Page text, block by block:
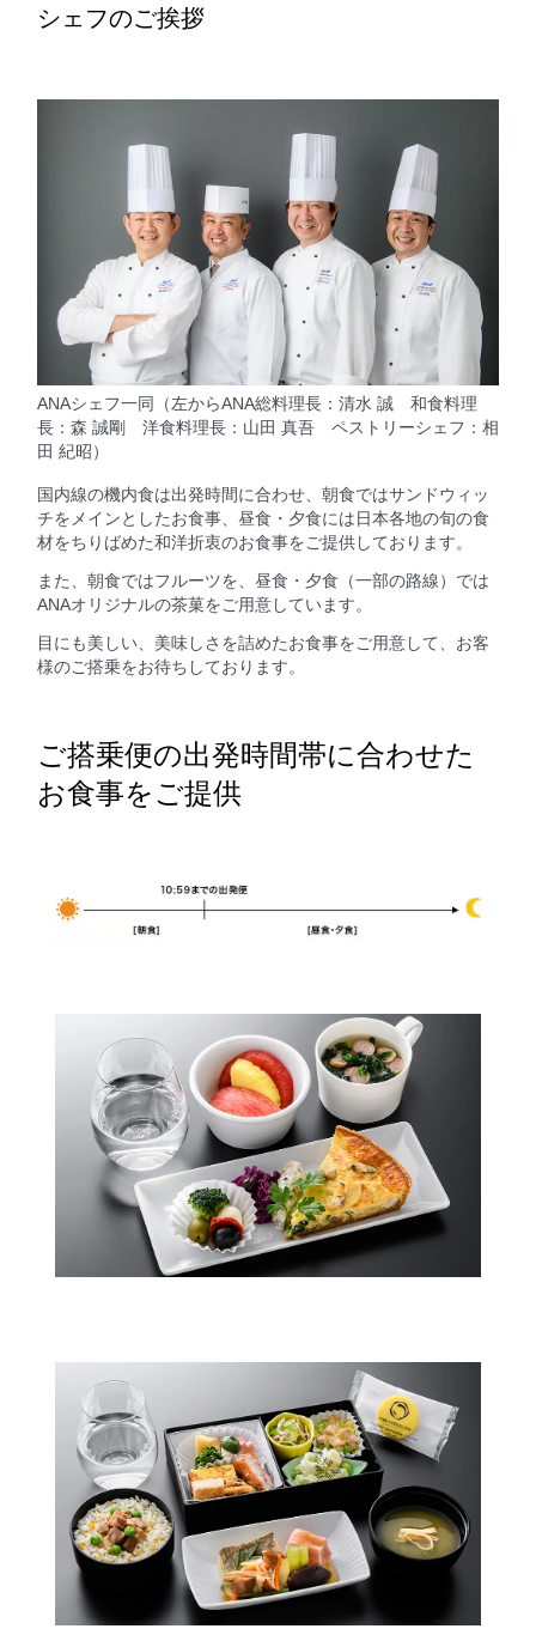
シェフのご挨拶
ANAシェフ一同（左からANA総料理長：清水 誠 和食料理
長：森 誠剛 洋食料理長：山田 真吾 ペストリーシェフ：相
田 紀昭）
国内線の機内食は出発時間に合わせ、朝食ではサンドウィッ
チをメインとしたお食事、昼食・夕食には日本各地の旬の食
材をちりばめた和洋折衷のお食事をご提供しております。
また、朝食ではフルーツを、昼食・夕食（一部の路線）では
ANAオリジナルの茶菓をご用意しています。
目にも美しい、美味しさを詰めたお食事をご用意して、お客
様のご搭乗をお待ちしております。
ご搭乗便の出発時間帯に合わせた
お食事をご提供